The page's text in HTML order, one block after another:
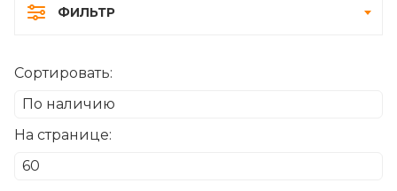
ФИЛЬТР
Сортировать:
На странице: